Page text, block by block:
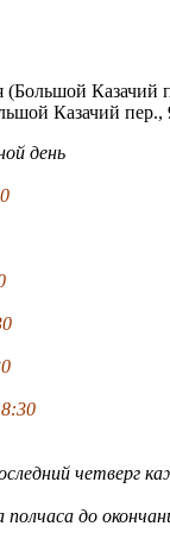
(Большой Казачий
Казачий пер.,
день
четверг
полчаса до